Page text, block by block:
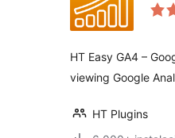
HT Easy GA4 –
viewing Google
HT Plugins